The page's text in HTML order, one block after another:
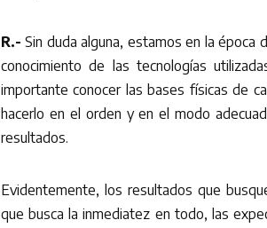
R.- Sin duda alguna, estamos en la época
conocimiento de las tecnologías
importante conocer las bases físicas de
hacerlo en el orden y en el modo
resultados.
Evidentemente, los resultados que
que busca la inmediatez en todo, las